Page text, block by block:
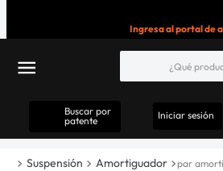
Ingresa al portal de
Buscar por
patente
Iniciar sesión
Suspensión Amortiguador
par